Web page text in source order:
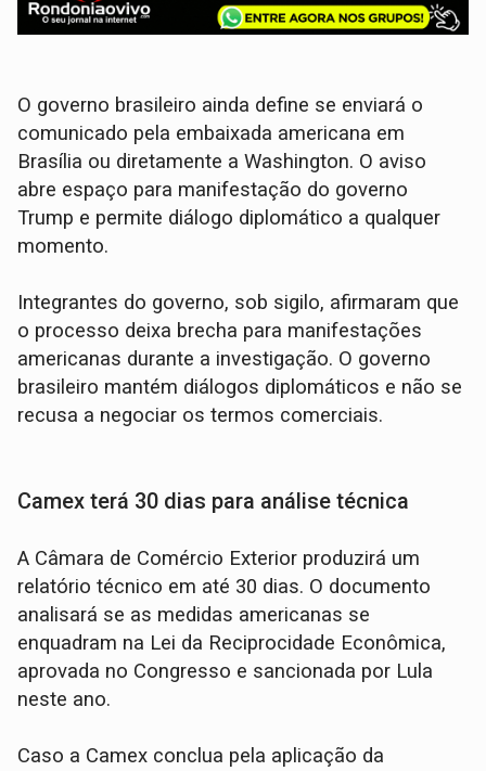
O governo brasileiro ainda define se enviará o
comunicado pela embaixada americana em
Brasília ou diretamente a Washington. O aviso
abre espaço para manifestação do governo
Trump e permite diálogo diplomático a qualquer
momento.
Integrantes do governo, sob sigilo, afirmaram que
o processo deixa brecha para manifestações
americanas durante a investigação. O governo
brasileiro mantém diálogos diplomáticos e não se
recusa a negociar os termos comerciais.
Camex terá 30 dias para análise técnica
A Câmara de Comércio Exterior produzirá um
relatório técnico em até 30 dias. O documento
analisará se as medidas americanas se
enquadram na Lei da Reciprocidade Econômica,
aprovada no Congresso e sancionada por Lula
neste ano.
Caso a Camex conclua pela aplicação da